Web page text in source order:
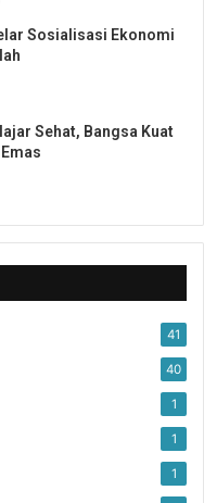
Sosialisasi Ekonomi
Sehat, Bangsa Kuat
41
40
1
1
1